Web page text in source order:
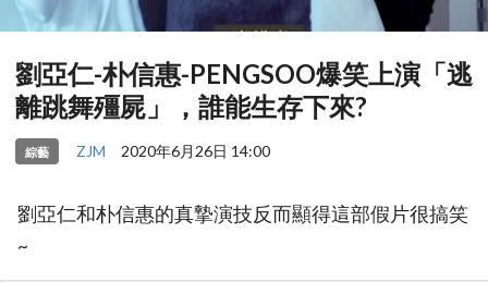
劉亞仁-朴信惠-PENGSOO爆笑上演「逃
離跳舞殭屍」，誰能生存下來?
綜藝 ZJM 2020年6月26日 14:00
劉亞仁和朴信惠的真摯演技反而顯得這部假片很搞笑
~